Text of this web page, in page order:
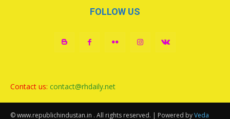
FOLLOW US
Contact us: contact@rhdaily.net
© www.republichindustan.in . All rights reserved. | Powered byVeda